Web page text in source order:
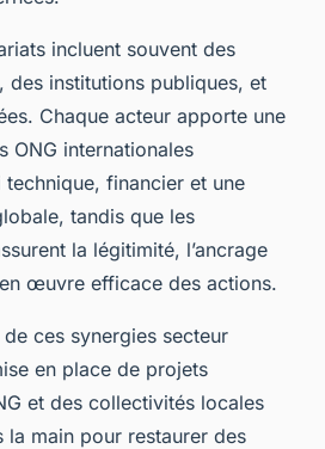
incluent souvent des
des institutions publiques, et
Chaque acteur apporte une
ONG internationales
financier et une
tandis que les
la légitimité, l’ancrage
œuvre efficace des actions.
ces synergies secteur
en place de projets
et des collectivités locales
la main pour restaurer des